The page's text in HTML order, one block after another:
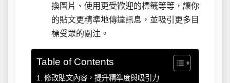
換圖片、使用更受歡迎的標籤等等，讓你
的貼文更精準地傳達訊息，並吸引更多目
標受眾的關注。
Table of Contents
修改貼文內容，提升精準度與吸引力